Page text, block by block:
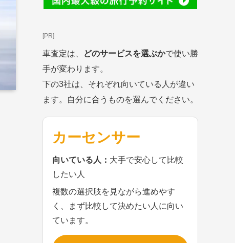
[PR]
車査定は、 どのサービスを選ぶかで使い勝
手が変わります。
下の3社は、それぞれ向いている人が違い
ます。自分に合うものを選んでください。
カーセンサー
向いている人： 大手で安心して比較
したい人
複数の選択肢を見ながら進めやす
く、まず比較して決めたい人に向い
ています。